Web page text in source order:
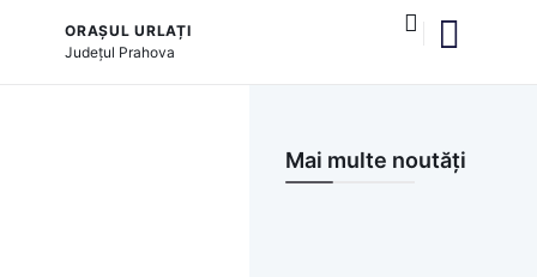
ORAȘUL URLAȚI
Județul Prahova
Mai multe noutăți